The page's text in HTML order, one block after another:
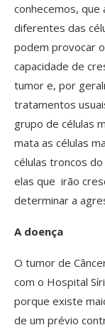
conhecemos,
diferentes das
podem provocar
capacidade de
tumor e, por
tratamentos
grupo de células
mata as células
células troncos
elas que irão
determinar a
A doença
O tumor de
com o Hospital
porque existe
de um prévio